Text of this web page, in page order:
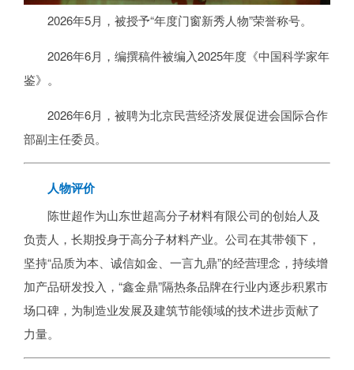
2026年5月，被授予“年度门窗新秀人物”荣誉称号。
2026年6月，编撰稿件被编入2025年度《中国科学家年
鉴》。
2026年6月，被聘为北京民营经济发展促进会国际合作
部副主任委员。
人物评价
陈世超作为山东世超高分子材料有限公司的创始人及
负责人，长期投身于高分子材料产业。公司在其带领下，
坚持“品质为本、诚信如金、一言九鼎”的经营理念，持续增
加产品研发投入，“鑫金鼎”隔热条品牌在行业内逐步积累市
场口碑，为制造业发展及建筑节能领域的技术进步贡献了
力量。